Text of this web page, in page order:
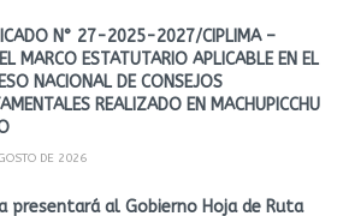
N° 27-2025-2027/CIPLIMA –
MARCO ESTATUTARIO APLICABLE EN EL
NACIONAL DE CONSEJOS
REALIZADO EN MACHUPICCHU
DE 2026
presentará al Gobierno Hoja de Ruta